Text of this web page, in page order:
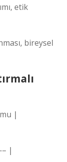
etik
bireysel
|
|